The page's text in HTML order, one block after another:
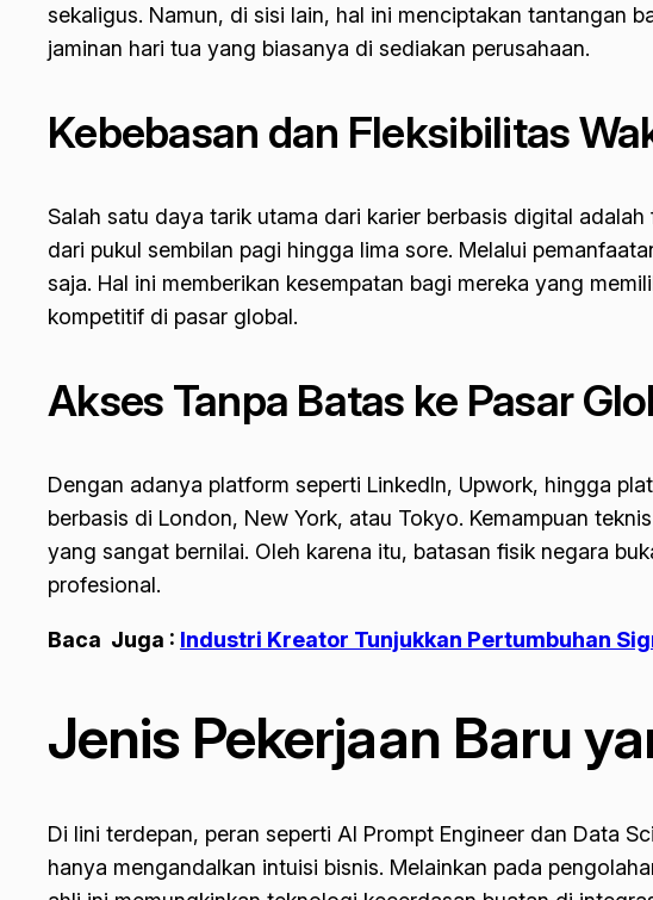
sekaligus. Namun, di sisi lain, hal ini menciptakan tantangan
jaminan hari tua yang biasanya di sediakan perusahaan.
Kebebasan dan Fleksibilitas
Salah satu daya tarik utama dari karier berbasis digital
dari pukul sembilan pagi hingga lima sore. Melalui
saja. Hal ini memberikan kesempatan bagi mereka yang
kompetitif di pasar global.
Akses Tanpa Batas ke Pasar
Dengan adanya platform seperti LinkedIn, Upwork, hingga
berbasis di London, New York, atau Tokyo. Kemampuan
yang sangat bernilai. Oleh karena itu, batasan fisik negara
profesional.
Baca Juga : Industri Kreator Tunjukkan Pertumbuhan
Jenis Pekerjaan Baru
Di lini terdepan, peran seperti AI Prompt Engineer dan Data
hanya mengandalkan intuisi bisnis. Melainkan pada